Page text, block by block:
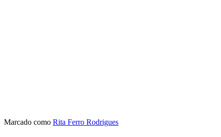
Marcado como Rita Ferro Rodrigues